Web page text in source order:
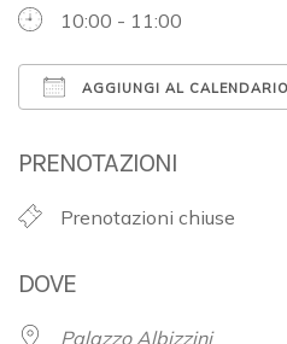
10:00 - 11:00
AGGIUNGI AL CALENDARIO
PRENOTAZIONI
Prenotazioni chiuse
DOVE
Palazzo Albizzini